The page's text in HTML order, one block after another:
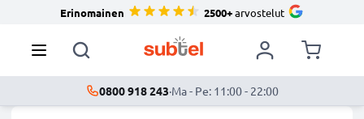
Erinomainen 2500+arvostelut
0800 918 243·Ma - Pe: 11:00 - 22:00